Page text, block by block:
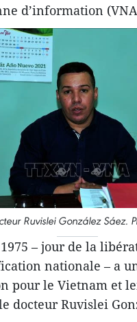
d’information
Ruvislei González Sáez.
– jour de la
nationale – a
pour le Vietnam et
docteur Ruvislei